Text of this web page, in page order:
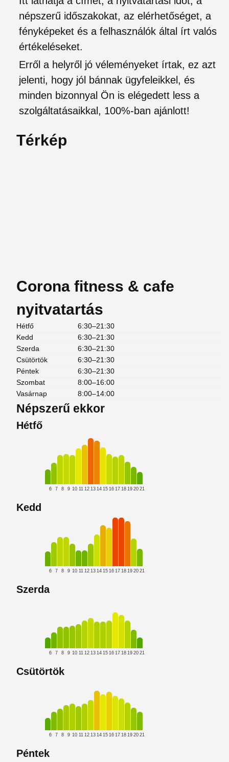
népszerű időszakokat, az elérhetőséget, a
fényképeket és a felhasználók által írt valós
értékeléseket.
Erről a helyről jó véleményeket írtak, ez azt
jelenti, hogy jól bánnak ügyfeleikkel, és
minden bizonnyal Ön is elégedett less a
szolgáltatásaikkal, 100%-ban ajánlott!
Térkép
Corona fitness & cafe
nyitvatartás
Hétfő
6:30–21:30
Kedd
6:30–21:30
Szerda
6:30–21:30
Csütörtök
6:30–21:30
Péntek
6:30–21:30
Szombat
8:00–16:00
Vasárnap
8:00–14:00
Népszerű ekkor
Hétfő
6 7 8 9 10 11 12 13 14 15 16 17 18 19 20 21
Kedd
6 7 8 9 10 11 12 13 14 15 16 17 18 19 20 21
Szerda
6 7 8 9 10 11 12 13 14 15 16 17 18 19 20 21
Csütörtök
6 7 8 9 10 11 12 13 14 15 16 17 18 19 20 21
Péntek